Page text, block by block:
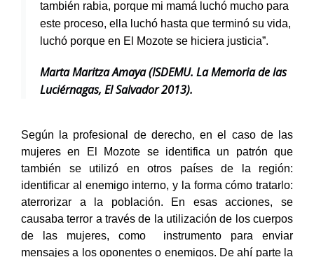
también rabia, porque mi mamá luchó mucho para
este proceso, ella luchó hasta que terminó su vida,
luchó porque en El Mozote se hiciera justicia”.
Marta Maritza Amaya (​​ISDEMU. La Memoria de las
Luciérnagas, El Salvador 2013).
Según la profesional de derecho, en el caso de las
mujeres en El Mozote se identifica un patrón que
también se utilizó en otros países de la región:
identificar al enemigo interno, y la forma cómo tratarlo:
aterrorizar a la población. En esas acciones, se
causaba terror a través de la utilización de los cuerpos
de las mujeres, como instrumento para enviar